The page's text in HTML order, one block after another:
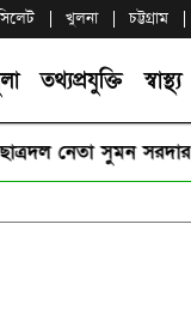
খুলনা চট্টগ্রাম
তথ্যপ্রযুক্তি স্বাস্থ্য
নেতা সুমন সরদার|